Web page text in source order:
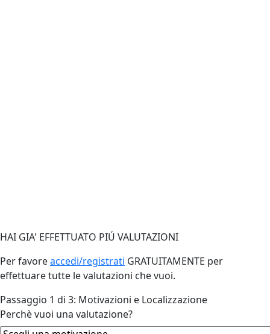
HAI GIA' EFFETTUATO PIÚ VALUTAZIONI
Per favoreaccedi/registrati GRATUITAMENTE per
effettuare tutte le valutazioni che vuoi.
Passaggio 1 di 3: Motivazioni e Localizzazione
Perchè vuoi una valutazione?